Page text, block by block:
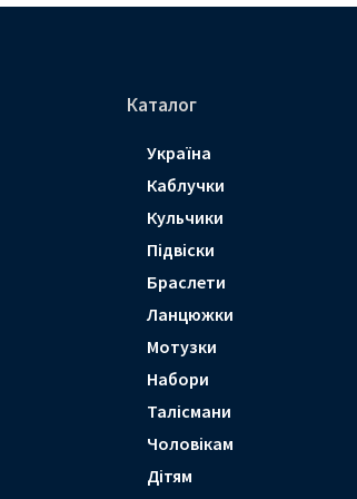
Каталог
Україна
Каблучки
Кульчики
Підвіски
Браслети
Ланцюжки
Мотузки
Набори
Талісмани
Чоловікам
Дітям